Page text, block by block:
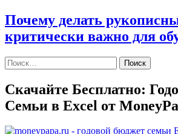
Почему делать
критически важно для
Найти:
Скачайте Бесплатно:
Семьи в Excel от